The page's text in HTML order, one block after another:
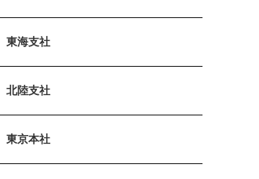
東海支社
北陸支社
東京本社